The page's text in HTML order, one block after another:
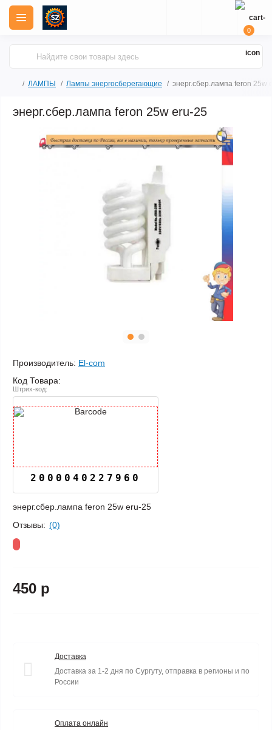
0
ЛАМПЫ Лампы энергосберегающие энерг.сбер.лампа feron 25w
энерг.сбер.лампа feron 25w eru-25
Производитель: El-com
Код Товара:
Штрих-код:
2000040227960
энерг.сбер.лампа feron 25w eru-25
Отзывы: (0)
450 р
Доставка
Доставка за 1-2 дня по Сургуту, отправка в регионы и по
России
Оплата онлайн